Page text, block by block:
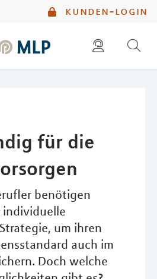
kunden-login
für die
benötigen
um ihren
auch im
Doch welche